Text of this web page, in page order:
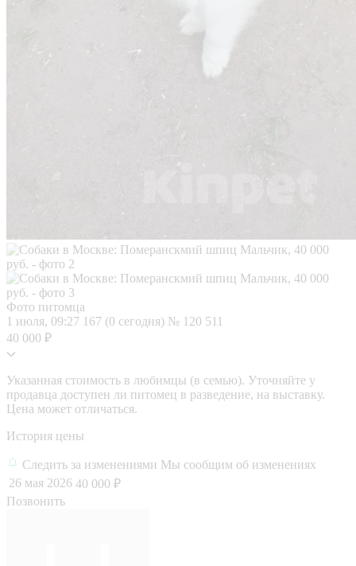
Фото питомца
1 июля, 09:27 167 (0 сегодня) № 120 511
40 000 ₽
Указанная стоимость в любимцы (в семью). Уточняйте у
продавца доступен ли питомец в разведение, на выставку.
Цена может отличаться.
История цены
Следить за изменениями Мы сообщим об изменениях
26 мая 2026 40 000 ₽
Позвонить